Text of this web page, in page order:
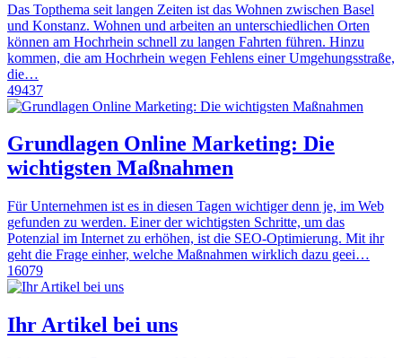
Das Topthema seit langen Zeiten ist das Wohnen zwischen Basel
und Konstanz. Wohnen und arbeiten an unterschiedlichen Orten
können am Hochrhein schnell zu langen Fahrten führen. Hinzu
kommen, die am Hochrhein wegen Fehlens einer Umgehungsstraße,
die…
49437
Grundlagen Online Marketing: Die
wichtigsten Maßnahmen
Für Unternehmen ist es in diesen Tagen wichtiger denn je, im Web
gefunden zu werden. Einer der wichtigsten Schritte, um das
Potenzial im Internet zu erhöhen, ist die SEO-Optimierung. Mit ihr
geht die Frage einher, welche Maßnahmen wirklich dazu geei…
16079
Ihr Artikel bei uns